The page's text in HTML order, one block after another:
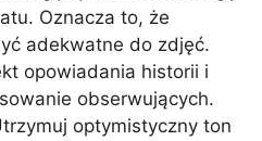
Oznacza to, że
adekwatne do zdjęć.
opowiadania historii i
obserwujących.
optymistyczny ton